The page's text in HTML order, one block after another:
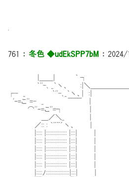
761 ： 冬色 ◆udEkSPP7bM ： 2024/
|＿＿
｀''-､ _｀丶、 :|＼＿＿＿＿＿＿
┌- _ ｀''-､_｀丶、| :| ＿
'ｰ=こ''=- _ ￣￣ ｜ .| | | |
⌒''ｰ=こ''=┐ | | | | |
＿／＼_ | | | | | |
／:: : ｀¨¨´丶
|:::: |::::::::::::::
|:::: |::::::::::::::
|:::: |::::::::::::::
|:::: |:::::::::::::: |:::| | |
|:::: |:::::::::::::: |:::| | |
|::::ﾉ::::::::::::::::|:::| | |